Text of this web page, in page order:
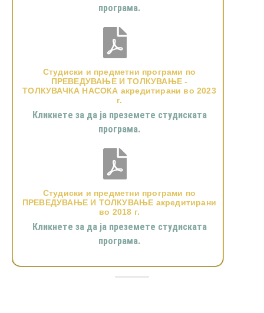
програма.
Студиски и предметни програми по
ПРЕВЕДУВАЊЕ И ТОЛКУВАЊЕ -
ТОЛКУВАЧКА НАСОКА акредитирани во 2023
г.
Кликнете за да ја преземете студиската
програма.
Студиски и предметни програми по
ПРЕВЕДУВАЊЕ И ТОЛКУВАЊЕ акредитирани
во 2018 г.
Кликнете за да ја преземете студиската
програма.